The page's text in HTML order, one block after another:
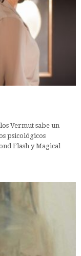
Vermut sabe un
psicológicos
Flash y Magical